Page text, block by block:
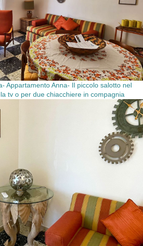
Appartamento Anna- Il piccolo salotto nel
tv o per due chiacchiere in compagnia